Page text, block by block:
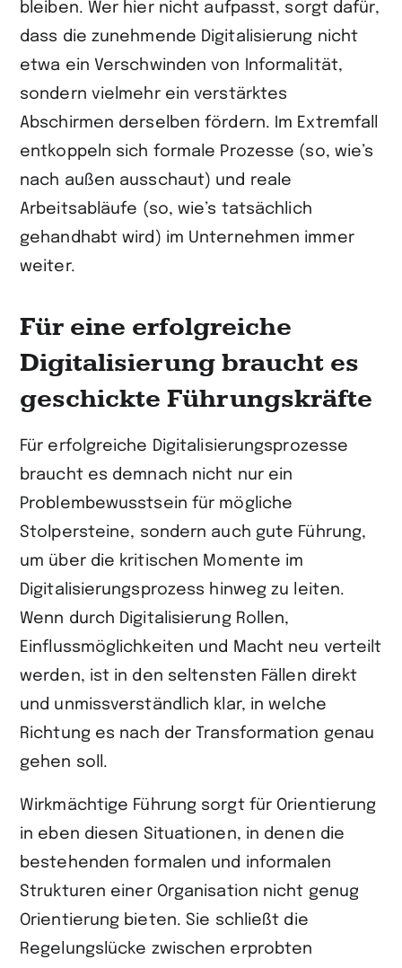
bleiben. Wer hier nicht aufpasst, sorgt dafür,
dass die zunehmende Digitalisierung nicht
etwa ein Verschwinden von Informalität,
sondern vielmehr ein verstärktes
Abschirmen derselben fördern. Im Extremfall
entkoppeln sich formale Prozesse (so, wie’s
nach außen ausschaut) und reale
Arbeitsabläufe (so, wie’s tatsächlich
gehandhabt wird) im Unternehmen immer
weiter.
Für eine erfolgreiche
Digitalisierung braucht es
geschickte Führungskräfte
Für erfolgreiche Digitalisierungsprozesse
braucht es demnach nicht nur ein
Problembewusstsein für mögliche
Stolpersteine, sondern auch gute Führung,
um über die kritischen Momente im
Digitalisierungsprozess hinweg zu leiten.
Wenn durch Digitalisierung Rollen,
Einflussmöglichkeiten und Macht neu verteilt
werden, ist in den seltensten Fällen direkt
und unmissverständlich klar, in welche
Richtung es nach der Transformation genau
gehen soll.
Wirkmächtige Führung sorgt für Orientierung
in eben diesen Situationen, in denen die
bestehenden formalen und informalen
Strukturen einer Organisation nicht genug
Orientierung bieten. Sie schließt die
Regelungslücke zwischen erprobten